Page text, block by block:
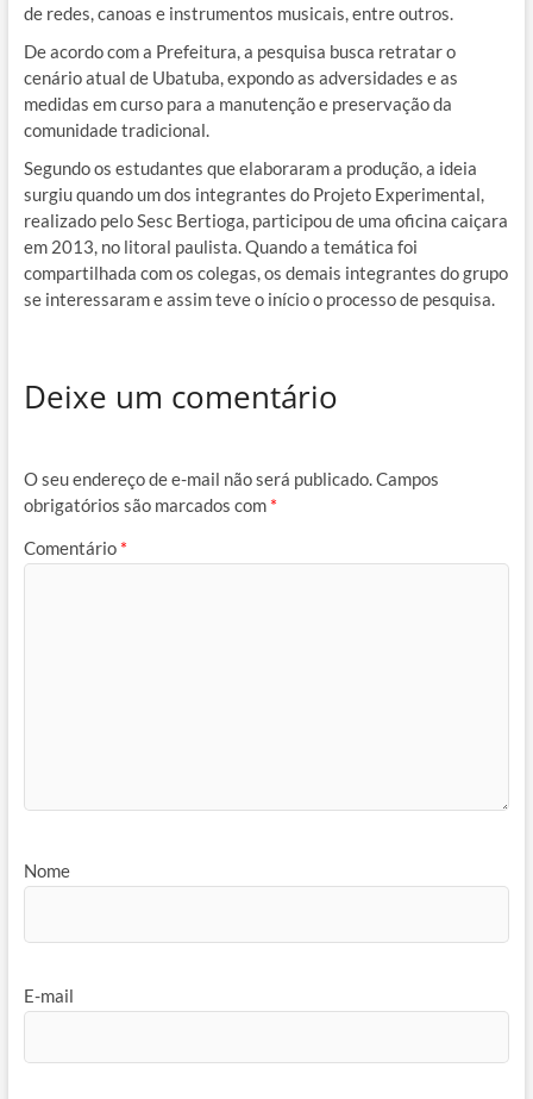
de redes, canoas e instrumentos musicais, entre outros.
De acordo com a Prefeitura, a pesquisa busca retratar o
cenário atual de Ubatuba, expondo as adversidades e as
medidas em curso para a manutenção e preservação da
comunidade tradicional.
Segundo os estudantes que elaboraram a produção, a ideia
surgiu quando um dos integrantes do Projeto Experimental,
realizado pelo Sesc Bertioga, participou de uma oficina caiçara
em 2013, no litoral paulista. Quando a temática foi
compartilhada com os colegas, os demais integrantes do grupo
se interessaram e assim teve o início o processo de pesquisa.
Deixe um comentário
O seu endereço de e-mail não será publicado.Campos
obrigatórios são marcados com *
Comentário *
Nome
E-mail